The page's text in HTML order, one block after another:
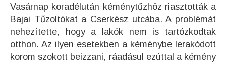
Vasárnap koradélután kéménytűzhöz riasztották a
Bajai Tűzoltókat a Cserkész utcába. A problémát
nehezítette, hogy a lakók nem is tartózkodtak
otthon. Az ilyen esetekben a kéménybe lerakódott
korom szokott beizzani, ráadásul ezúttal a kémény